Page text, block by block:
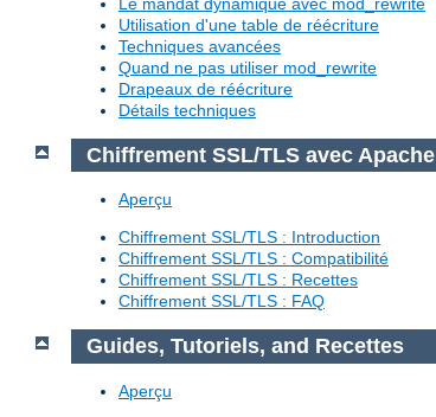
Utilisation d'une table de réécriture
Techniques avancées
Quand ne pas utiliser mod_rewrite
Drapeaux de réécriture
Détails techniques
Chiffrement SSL/TLS avec Apache
Aperçu
Chiffrement SSL/TLS : Introduction
Chiffrement SSL/TLS : Compatibilité
Chiffrement SSL/TLS : Recettes
Chiffrement SSL/TLS : FAQ
Guides, Tutoriels, and Recettes
Aperçu